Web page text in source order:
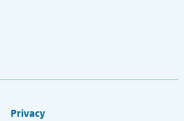
Privacy